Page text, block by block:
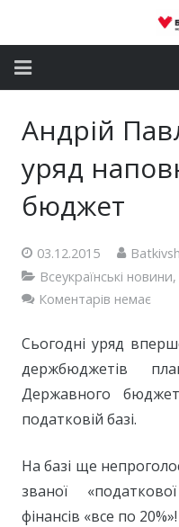
Партія
Громадські приймальні
Андрій
уряд
бюджет
03.12.2015
Всеукраїнські новини,
Коментарів немає
Сьогодні уряд
держбюджетів
Державного
податковій базі.
На базі ще
званої
фінансів «все по 20%»!